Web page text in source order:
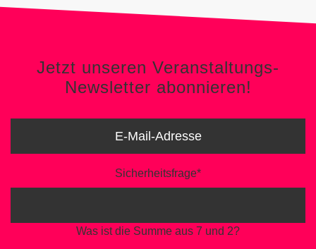
Jetzt unseren Veranstaltungs-
Newsletter abonnieren!
Sicherheitsfrage*
Was ist die Summe aus 7 und 2?